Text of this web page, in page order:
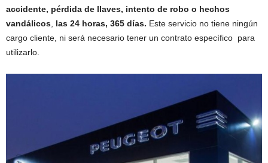
accidente, pérdida de llaves, intento de robo o hechos
vandálicos las 24 horas, 365 días. Este servicio no tiene ningún
cargo cliente, ni será necesario tener un contrato específico para
utilizarlo.